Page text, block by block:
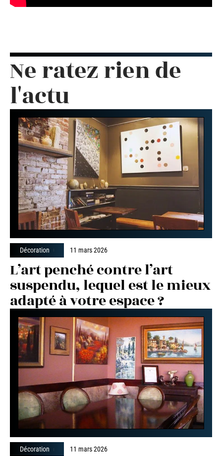
Ne ratez rien de
l'actu
Décoration 11 mars 2026
L’art penché contre l’art
suspendu, lequel est le mieux
adapté à votre espace ?
Décoration 11 mars 2026